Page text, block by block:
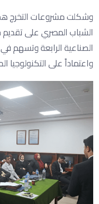
وشكلت مشروعات التخرج
الشباب المصري على تقديم
الصناعية الرابعة وتسهم
واعتماداً على التكنولوجيا